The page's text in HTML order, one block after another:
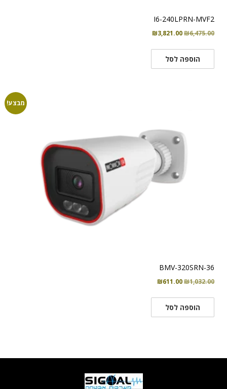
I6-240LPRN-MVF2
₪6,475.00
המחיר
היה:
₪3,821.00
הוספה לסל
מבצע!
BMV-320SRN-36
₪1,032.00
המחיר
היה:
₪611.00
הוספה לסל